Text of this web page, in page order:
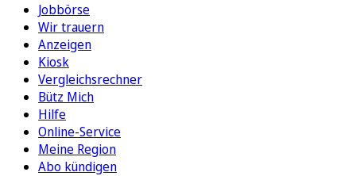
Jobbörse
Wir trauern
Anzeigen
Kiosk
Vergleichsrechner
Bütz Mich
Hilfe
Online-Service
Meine Region
Abo kündigen